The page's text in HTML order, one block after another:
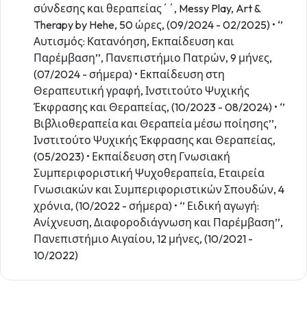
σύνδεσης και θεραπείας΄΄, Messy Play, Art &
Therapy by Hehe, 50 ώρες, (09/2024 - 02/2025) • ‘’
Αυτισμός: Κατανόηση, Εκπαίδευση και
Παρέμβαση’’, Πανεπιστήμιο Πατρών, 9 μήνες,
(07/2024 - σήμερα) • Εκπαίδευση στη
Θεραπευτική γραφή, Ινστιτούτο Ψυχικής
Έκφρασης και Θεραπείας, (10/2023 - 08/2024) • ‘’
Βιβλιοθεραπεία και Θεραπεία μέσω ποίησης’’,
Ινστιτούτο Ψυχικής Έκφρασης και Θεραπείας,
(05/2023) • Εκπαίδευση στη Γνωσιακή
Συμπεριφοριστική Ψυχοθεραπεία, Εταιρεία
Γνωσιακών και Συμπεριφοριστικών Σπουδών, 4
χρόνια, (10/2022 - σήμερα) • ‘’ Ειδική αγωγή:
Ανίχνευση, Διαφοροδιάγνωση και Παρέμβαση’’,
Πανεπιστήμιο Αιγαίου, 12 μήνες, (10/2021 -
10/2022)